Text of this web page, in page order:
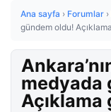
Ana sayfa › Forumlar ›
gündem oldu!
medyada
Açıklama